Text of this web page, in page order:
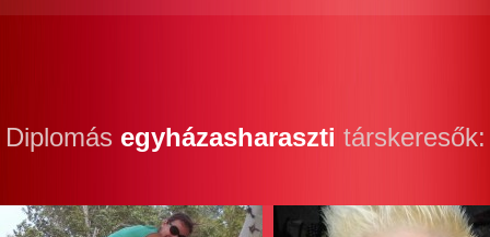
Diplomás egyházasharaszti társkeresők: